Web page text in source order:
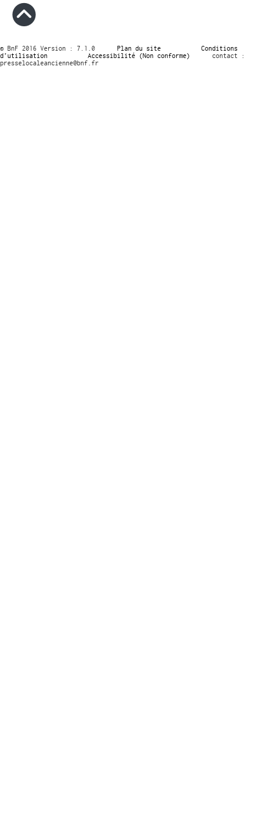
© BnF 2016 Version : 7.1.0 Plan du site
Conditions
d’utilisation
Accessibilité (Non conforme)
contact :
presselocaleancienne@bnf.fr